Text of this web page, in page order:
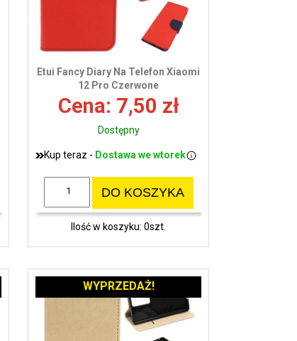
Etui Fancy Diary Na Telefon Xiaomi
12 Pro Czerwone
Cena: 7,50 zł
Dostępny
Kup teraz - Dostawa we wtorek
DO KOSZYKA
Ilość w koszyku: 0szt.
WYPRZEDAŻ!